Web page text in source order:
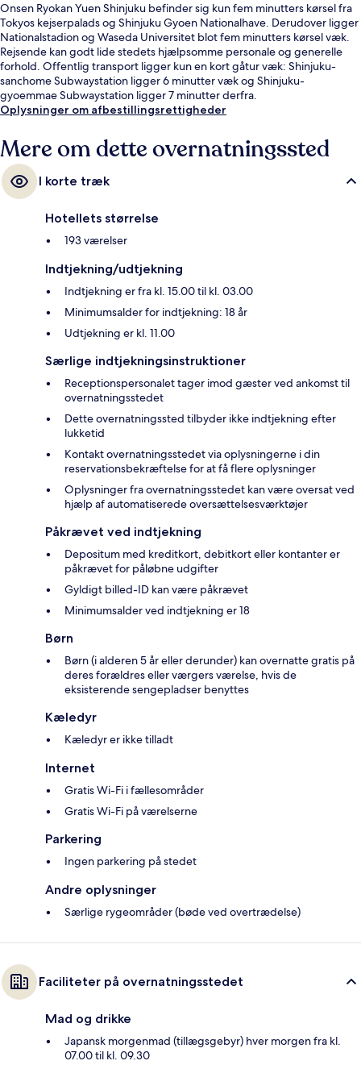
Onsen Ryokan Yuen Shinjuku befinder sig kun fem minutters kørsel fra
Tokyos kejserpalads og Shinjuku Gyoen Nationalhave. Derudover ligger
Nationalstadion og Waseda Universitet blot fem minutters kørsel væk.
Rejsende kan godt lide stedets hjælpsomme personale og generelle
forhold. Offentlig transport ligger kun en kort gåtur væk: Shinjuku-
sanchome Subwaystation ligger 6 minutter væk og Shinjuku-
gyoemmae Subwaystation ligger 7 minutter derfra.
Oplysninger om afbestillingsrettigheder
Mere om dette overnatningssted
I korte træk
Hotellets størrelse
193 værelser
Indtjekning/udtjekning
Indtjekning er fra kl. 15.00 til kl. 03.00
Minimumsalder for indtjekning: 18 år
Udtjekning er kl. 11.00
Særlige indtjekningsinstruktioner
Receptionspersonalet tager imod gæster ved ankomst til
overnatningsstedet
Dette overnatningssted tilbyder ikke indtjekning efter
lukketid
Kontakt overnatningsstedet via oplysningerne i din
reservationsbekræftelse for at få flere oplysninger
Oplysninger fra overnatningsstedet kan være oversat ved
hjælp af automatiserede oversættelsesværktøjer
Påkrævet ved indtjekning
Depositum med kreditkort, debitkort eller kontanter er
påkrævet for påløbne udgifter
Gyldigt billed-ID kan være påkrævet
Minimumsalder ved indtjekning er 18
Børn
Børn (i alderen 5 år eller derunder) kan overnatte gratis på
deres forældres eller værgers værelse, hvis de
eksisterende sengepladser benyttes
Kæledyr
Kæledyr er ikke tilladt
Internet
Gratis Wi-Fi i fællesområder
Gratis Wi-Fi på værelserne
Parkering
Ingen parkering på stedet
Andre oplysninger
Særlige rygeområder (bøde ved overtrædelse)
Faciliteter på overnatningsstedet
Mad og drikke
Japansk morgenmad (tillægsgebyr) hver morgen fra kl.
07.00 til kl. 09.30